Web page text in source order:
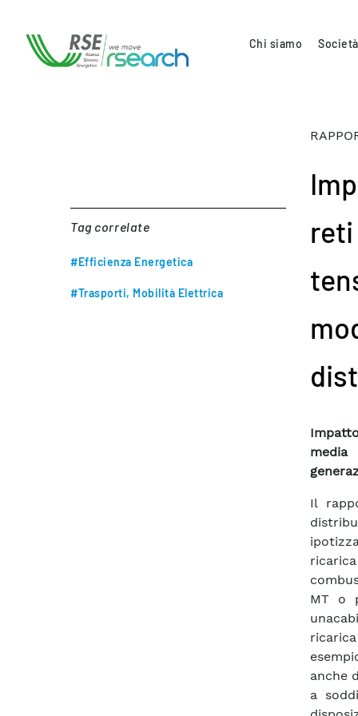
Chi siamo
Tag correlate
#Efficienza Energetica
#Trasporti, Mobilità Elettrica
reti
Il
MT o
anche
a